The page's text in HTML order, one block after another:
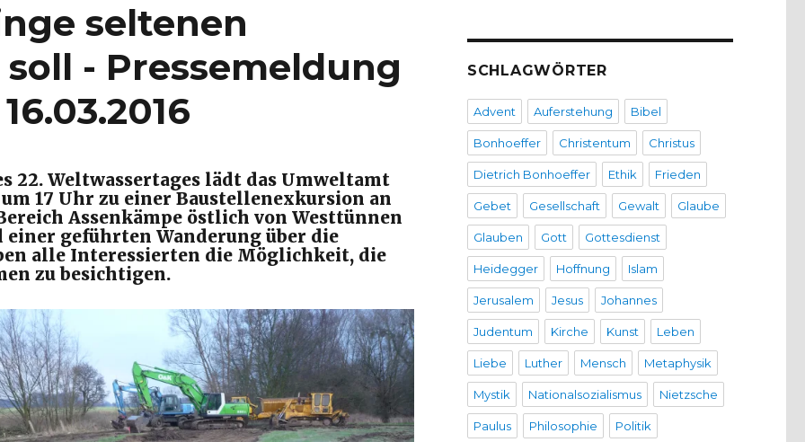
seltenen
­- Pressemeldung
22. Weltwassertages lädt das Umweltamt
17 Uhr zu einer Baustellenexkursion an
Assenkämpe östlich von Westtünnen
einer geführten Wanderung über die
alle Interessierten die Möglichkeit, die
zu besichtigen.
SCHLAGWÖRTER
Advent Auferstehung Bibel
Bonhoeffer Christentum Christus
Dietrich Bonhoeffer Ethik Frieden
Gebet Gesellschaft Gewalt Glaube
Glauben Gott Gottesdienst
Heidegger Hoffnung Islam
Jerusalem Jesus Johannes
Judentum Kirche Kunst Leben
Liebe Luther Mensch Metaphysik
Mystik Nationalsozialismus Nietzsche
Paulus Philosophie Politik